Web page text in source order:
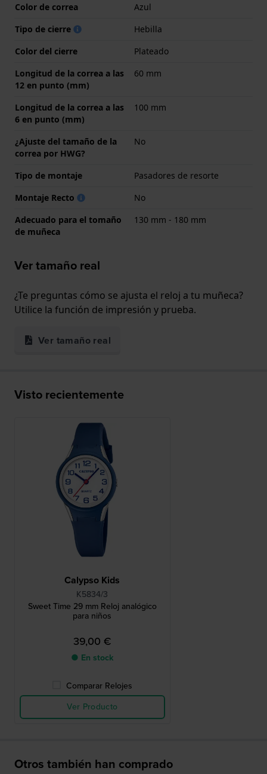
Color de correa
Azul
Tipo de cierre
Hebilla
Color del cierre
Plateado
Longitud de la correa a las
12 en punto (mm)
60 mm
Longitud de la correa a las
6 en punto (mm)
100 mm
¿Ajuste del tamaño de la
correa por HWG?
No
Tipo de montaje
Pasadores de resorte
Montaje Recto
No
Adecuado para el tomaño
de muñeca
130 mm - 180 mm
Ver tamaño real
¿Te preguntas cómo se ajusta el reloj a tu muñeca?
Utilice la función de impresión y prueba.
Ver tamaño real
Visto recientemente
Calypso Kids
K5834/3
Sweet Time 29 mm Reloj analógico
para niños
39,00 €
● En stock
Comparar Relojes
Ver Producto
Otros también han comprado